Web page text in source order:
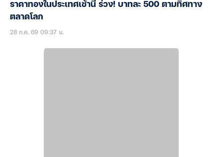
ราคาทองในประเทศเช้านี้ ร่วง! บาทละ 500 ตามทิศทาง
ตลาดโลก
28 ก.ค. 69 09:37 น.